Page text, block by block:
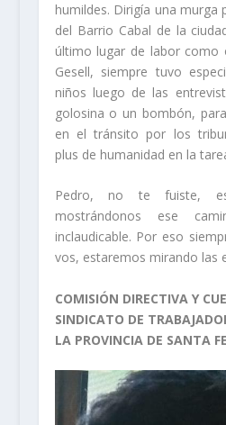
humildes. Dirigía una murga
del Barrio Cabal de la
último lugar de labor como
Gesell, siempre tuvo
niños luego de las
golosina o un bombón,
en el tránsito por los
plus de humanidad en la
Pedro, no te fuiste,
mostrándonos ese
inclaudicable. Por eso
vos, estaremos mirando las
COMISIÓN DIRECTIVA Y
SINDICATO DE
LA PROVINCIA DE SANTA